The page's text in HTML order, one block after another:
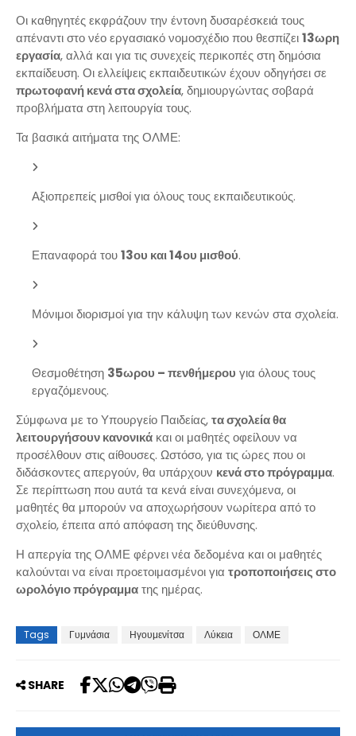
Οι καθηγητές εκφράζουν την έντονη δυσαρέσκειά τους
απέναντι στο νέο εργασιακό νομοσχέδιο που θεσπίζει13ωρη
εργασία, αλλά και για τις συνεχείς περικοπές στη δημόσια
εκπαίδευση. Οι ελλείψεις εκπαιδευτικών έχουν οδηγήσει σε
πρωτοφανή κενά στα σχολεία, δημιουργώντας σοβαρά
προβλήματα στη λειτουργία τους.
Τα βασικά αιτήματα της ΟΛΜΕ:
Αξιοπρεπείς μισθοί για όλους τους εκπαιδευτικούς.
Επαναφορά του13ου και 14ου μισθού.
Μόνιμοι διορισμοί για την κάλυψη των κενών στα σχολεία.
Θεσμοθέτηση 35ωρου – πενθήμερου για όλους τους
εργαζόμενους.
Σύμφωνα με το Υπουργείο Παιδείας,τα σχολεία θα
λειτουργήσουν κανονικά και οι μαθητές οφείλουν να
προσέλθουν στις αίθουσες. Ωστόσο, για τις ώρες που οι
διδάσκοντες απεργούν, θα υπάρχουν κενά στο πρόγραμμα.
Σε περίπτωση που αυτά τα κενά είναι συνεχόμενα, οι
μαθητές θα μπορούν να αποχωρήσουν νωρίτερα από το
σχολείο, έπειτα από απόφαση της διεύθυνσης.
Η απεργία της ΟΛΜΕ φέρνει νέα δεδομένα και οι μαθητές
καλούνται να είναι προετοιμασμένοι για τροποποιήσεις στο
ωρολόγιο πρόγραμματης ημέρας.
Tags Γυμνάσια Ηγουμενίτσα Λύκεια ΟΛΜΕ
SHARE